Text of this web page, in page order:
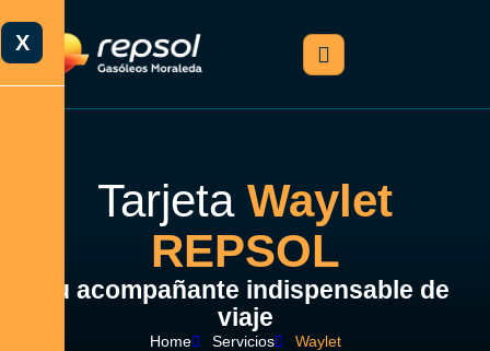
X
Tarjeta Waylet
REPSOL
Tu acompañante indispensable de
viaje
Home Servicios Waylet